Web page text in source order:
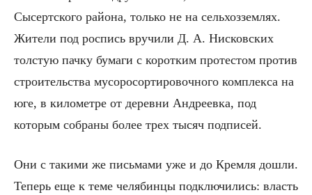
Сысертского района, только не на сельхозземлях.
Жители под роспись вручили Д. А. Нисковских
толстую пачку бумаги с коротким протестом против
строительства мусоросортировочного комплекса на
юге, в километре от деревни Андреевка, под
которым собраны более трех тысяч подписей.
Они с такими же письмами уже и до Кремля дошли.
Теперь еще к теме челябинцы подключились: власть